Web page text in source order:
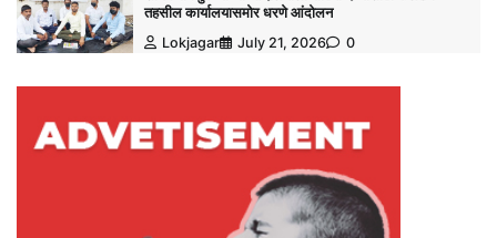
तहसील कार्यालयासमोर धरणे आंदोलन
Lokjagar
July 21, 2026 0